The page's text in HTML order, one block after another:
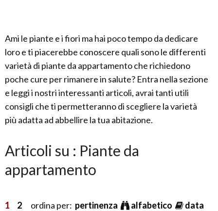
Ami le piante e i fiori ma hai poco tempo da dedicare
loro e ti piacerebbe conoscere quali sono le differenti
varietà di piante da appartamento che richiedono
poche cure per rimanere in salute? Entra nella sezione
e leggi i nostri interessanti articoli, avrai tanti utili
consigli che ti permetteranno di scegliere la varietà
più adatta ad abbellire la tua abitazione.
Articoli su : Piante da
appartamento
1 2 ordina per: pertinenza alfabetico data